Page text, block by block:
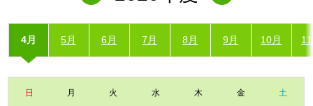
4月 5月 6月 7月 8月 9月 10月
日 月 火 水 木 金 土